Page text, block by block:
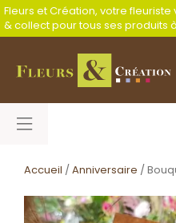
Fleurs et Création, votre
& collect pour tous ses produits
Accueil / Anniversaire /